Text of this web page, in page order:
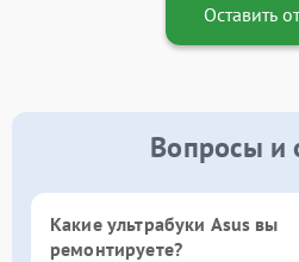
Оставить
Вопросы и
Какие ультрабуки Asus вы
ремонтируете?